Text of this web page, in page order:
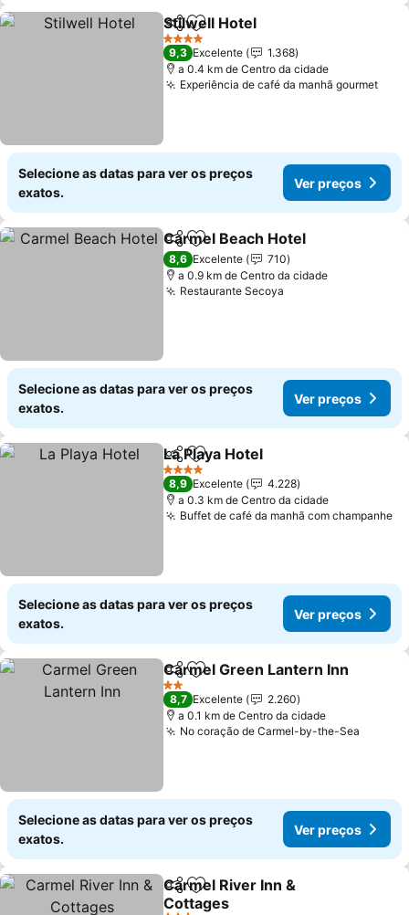
PartilharAdicionar aos favoritos
Stilwell Hotel
4 Estrelas
9,3 Excelente
1.368
a 0.4 km de Centro da cidade
Experiência de café da manhã gourmet
Selecione as datas para ver os preços
exatos.
Ver preços
PartilharAdicionar aos favoritos
Carmel Beach Hotel
8,6 Excelente
710
a 0.9 km de Centro da cidade
Restaurante Secoya
Selecione as datas para ver os preços
exatos.
Ver preços
PartilharAdicionar aos favoritos
La Playa Hotel
4 Estrelas
8,9 Excelente
4.228
a 0.3 km de Centro da cidade
Buffet de café da manhã com champanhe
Selecione as datas para ver os preços
exatos.
Ver preços
PartilharAdicionar aos favoritos
Carmel Green Lantern Inn
2 Estrelas
8,7 Excelente
2.260
a 0.1 km de Centro da cidade
No coração de Carmel-by-the-Sea
Selecione as datas para ver os preços
exatos.
Ver preços
PartilharAdicionar aos favoritos
Carmel River Inn &
Cottages